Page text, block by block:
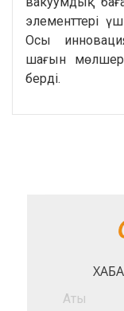
элементтері
Осы
шағын
берді.